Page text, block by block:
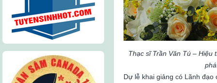
Thạc sĩ Trần Văn Tú – Hiệu
Dự lễ khai giảng có Lãnh